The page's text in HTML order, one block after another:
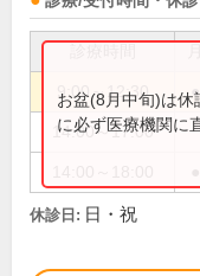
9:00～12:30 ●
14:00～17:00
お盆(8月中旬)は
に必ず医療機関に
休診日: 日・祝